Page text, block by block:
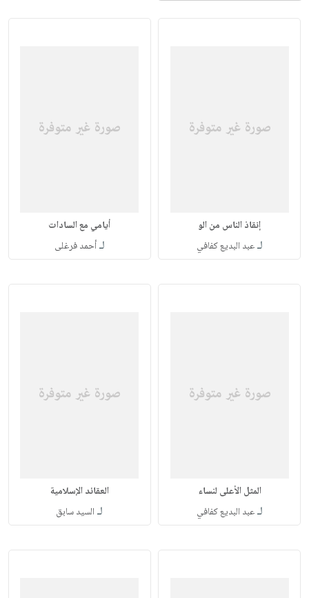
إنقاذ الناس من الو
لـعبد البديع كفافي
أيامي مع السادات
لـأحمد فرغلى
المثل الأعلى لنساء
لـعبد البديع كفافي
العقائد الإسلامية
لـ السيد سابق